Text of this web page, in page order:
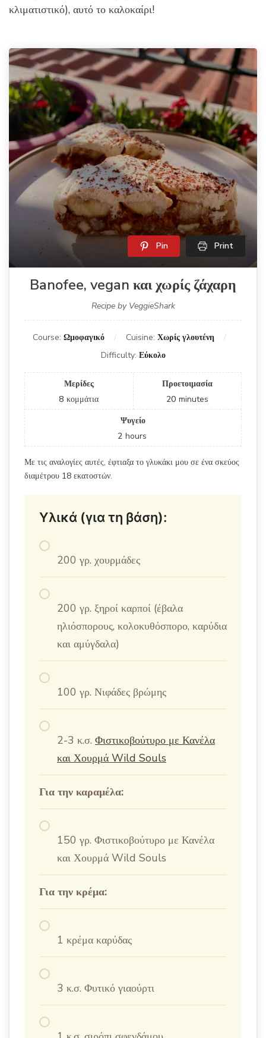
κλιματιστικό), αυτό το καλοκαίρι!
Pin Print
Banofee, vegan και χωρίς ζάχαρη
Recipe by VeggieShark
Course: Ωμοφαγικό Cuisine: Χωρίς γλουτένη
Difficulty: Εύκολο
Μερίδες
8 κομμάτια
Προετοιμασία
20 minutes
Ψυγείο
2 hours
Με τις αναλογίες αυτές, έφτιαξα το γλυκάκι μου σε ένα σκεύος
διαμέτρου 18 εκατοστών.
Υλικά (για τη βάση):
200 γρ. χουρμάδες
200 γρ. ξηροί καρποί (έβαλα
ηλιόσπορους, κολοκυθόσπορο, καρύδια
και αμύγδαλα)
100 γρ. Νιφάδες βρώμης
2-3 κ.σ. Φιστικοβούτυρο με Κανέλα
και Χουρμά Wild Souls
Για την καραμέλα:
150 γρ. Φιστικοβούτυρο με Κανέλα
και Χουρμά Wild Souls
Για την κρέμα:
1 κρέμα καρύδας
3 κ.σ. Φυτικό γιαούρτι